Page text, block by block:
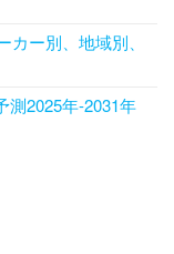
ー別、地域別、
測2025年-2031年